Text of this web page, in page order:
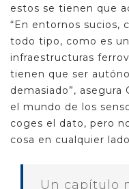
estos se tienen que
“En entornos sucios,
todo tipo, como es
infraestructuras
tienen que ser
demasiado”, asegura
el mundo de los
coges el dato, pero
cosa en cualquier
Un capítulo